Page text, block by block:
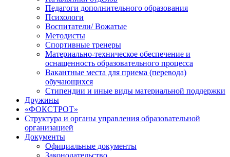
Педагоги дополнительного образования
Психологи
Воспитатели/ Вожатые
Методисты
Спортивные тренеры
Материально-техническое обеспечение и
оснащенность образовательного процесса
Вакантные места для приема (перевода)
обучающихся
Стипендии и иные виды материальной поддержки
Дружины
«ФОКСТРОТ»
Структура и органы управления образовательной
организацией
Документы
Официальные документы
Законодательство